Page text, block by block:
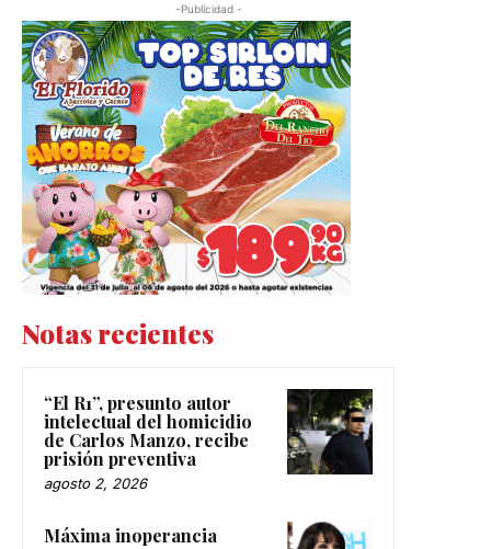
-Publicidad -
Notas recientes
“El R1”, presunto autor
intelectual del homicidio
de Carlos Manzo, recibe
prisión preventiva
agosto 2, 2026
Máxima inoperancia